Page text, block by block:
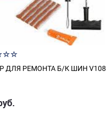
ДЛЯ РЕМОНТА Б/К ШИН V108